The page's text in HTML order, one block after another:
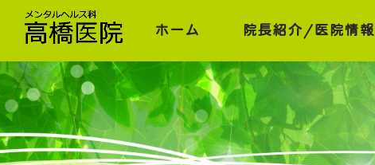
ホーム
院長紹介/医院情報
院長紹介
医院情報